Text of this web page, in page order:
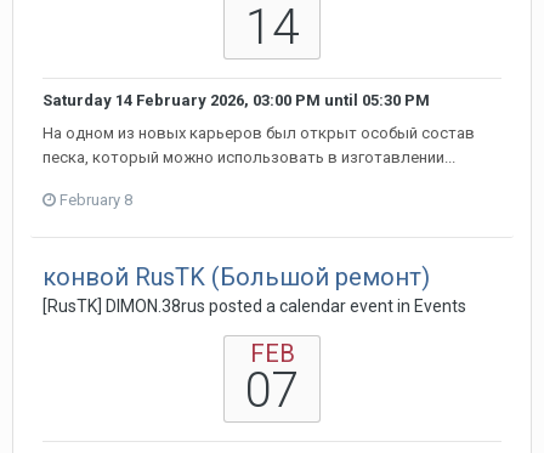
14
Saturday 14 February 2026, 03:00 PM until 05:30 PM
На одном из новых карьеров был открыт особый состав
песка, который можно использовать в изготавлении...
February 8
конвой RusTK (Большой ремонт)
[RusTK] DIMON.38rus posted a calendar event in Events
FEB
07